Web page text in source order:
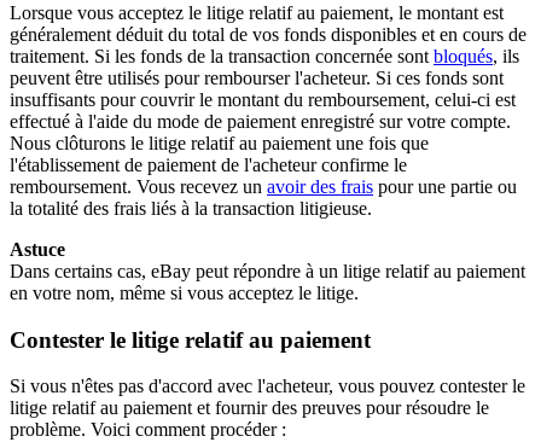
Lorsque vous acceptez le litige relatif au paiement, le montant est
généralement déduit du total de vos fonds disponibles et en cours de
traitement. Si les fonds de la transaction concernée sont bloqués, ils
peuvent être utilisés pour rembourser l'acheteur. Si ces fonds sont
insuffisants pour couvrir le montant du remboursement, celui-ci est
effectué à l'aide du mode de paiement enregistré sur votre compte.
Nous clôturons le litige relatif au paiement une fois que
l'établissement de paiement de l'acheteur confirme le
remboursement. Vous recevez un avoir des frais pour une partie ou
la totalité des frais liés à la transaction litigieuse.
Astuce
Dans certains cas, eBay peut répondre à un litige relatif au paiement
en votre nom, même si vous acceptez le litige.
Contester le litige relatif au paiement
Si vous n'êtes pas d'accord avec l'acheteur, vous pouvez contester le
litige relatif au paiement et fournir des preuves pour résoudre le
problème. Voici comment procéder :